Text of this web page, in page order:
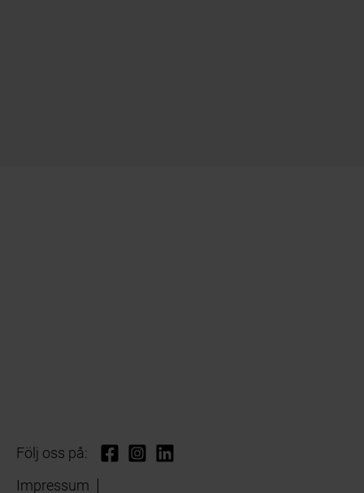
Följ oss på:
Impressum